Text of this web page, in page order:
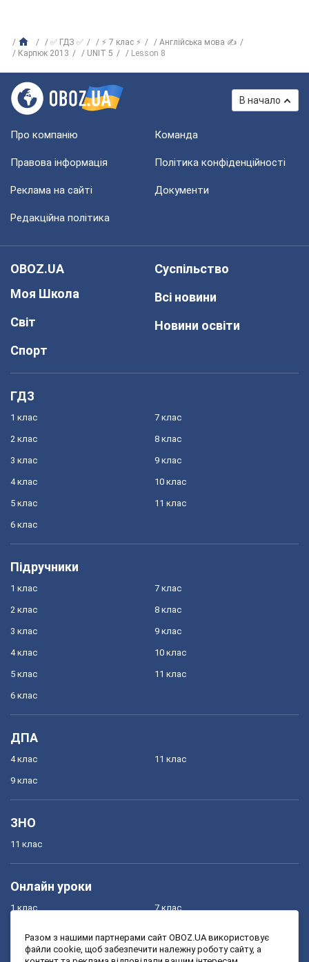
✅ ГДЗ ✅ ⚡ 7 клас ⚡
Англійська мова ✍
Карпюк 2013
UNIT 5 Lesson 8
В начало
Про компанію Команда
Правова інформація Політика конфіденційності
Реклама на сайті Документи
Редакційна політика
OBOZ.UA
Моя Школа
Світ
Спорт
Суспільство
Всі новини
Новини освіти
ГДЗ
1 клас
2 клас
3 клас
4 клас
5 клас
6 клас
7 клас
8 клас
9 клас
10 клас
11 клас
Підручники
1 клас
2 клас
3 клас
4 клас
5 клас
6 клас
7 клас
8 клас
9 клас
10 клас
11 клас
ДПА
4 клас
9 клас
11 клас
ЗНО
11 клас
Онлайн уроки
1 клас
3 клас
7 клас
9 клас
Разом з нашими партнерами сайт OBOZ.UA використовує
файли cookie, щоб забезпечити належну роботу сайту, а